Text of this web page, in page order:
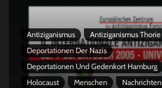
Antiziganismus Antiziganismus Thorie
Deportationen Der Nazis
Deportationen Und Gedenkort Hamburg
Holocaust
Menschen Nachrichten